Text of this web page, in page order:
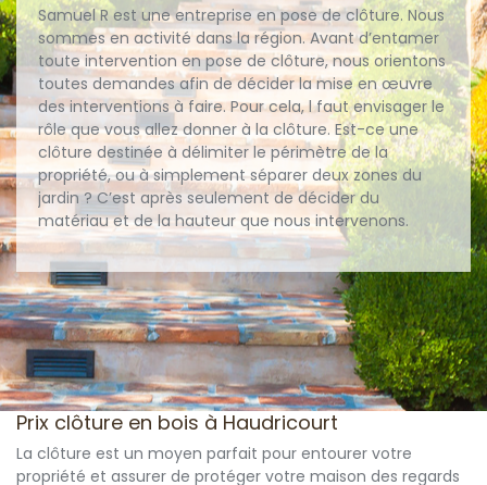
Samuel R est une entreprise en pose de clôture. Nous
sommes en activité dans la région. Avant d’entamer
toute intervention en pose de clôture, nous orientons
toutes demandes afin de décider la mise en œuvre
des interventions à faire. Pour cela, l faut envisager le
rôle que vous allez donner à la clôture. Est-ce une
clôture destinée à délimiter le périmètre de la
propriété, ou à simplement séparer deux zones du
jardin ? C’est après seulement de décider du
matériau et de la hauteur que nous intervenons.
Prix clôture en bois à Haudricourt
La clôture est un moyen parfait pour entourer votre
propriété et assurer de protéger votre maison des regards